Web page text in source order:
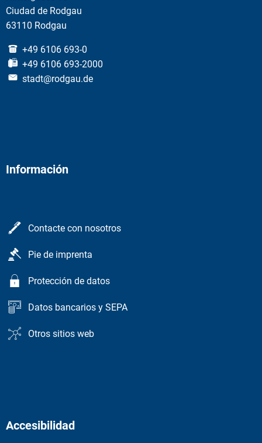
Ciudad de Rodgau
63110 Rodgau
+49 6106 693-0
+49 6106 693-2000
stadt@rodgau.de
Información
Contacte con nosotros
Pie de imprenta
Protección de datos
Datos bancarios y SEPA
Otros sitios web
Accesibilidad